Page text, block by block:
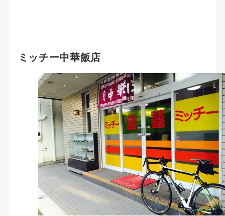
ミッチー中華飯店